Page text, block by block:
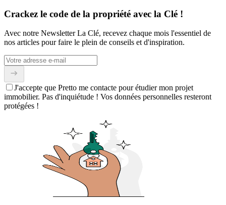
Crackez le code de la propriété avec la Clé !
Avec notre Newsletter La Clé, recevez chaque mois l'essentiel de
nos articles pour faire le plein de conseils et d'inspiration.
J'accepte que Pretto me contacte pour étudier mon projet
immobilier. Pas d'inquiétude ! Vos données personnelles resteront
protégées !